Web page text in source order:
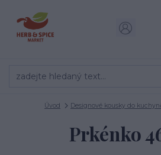
Úvod Designové kousky do
Prkénko